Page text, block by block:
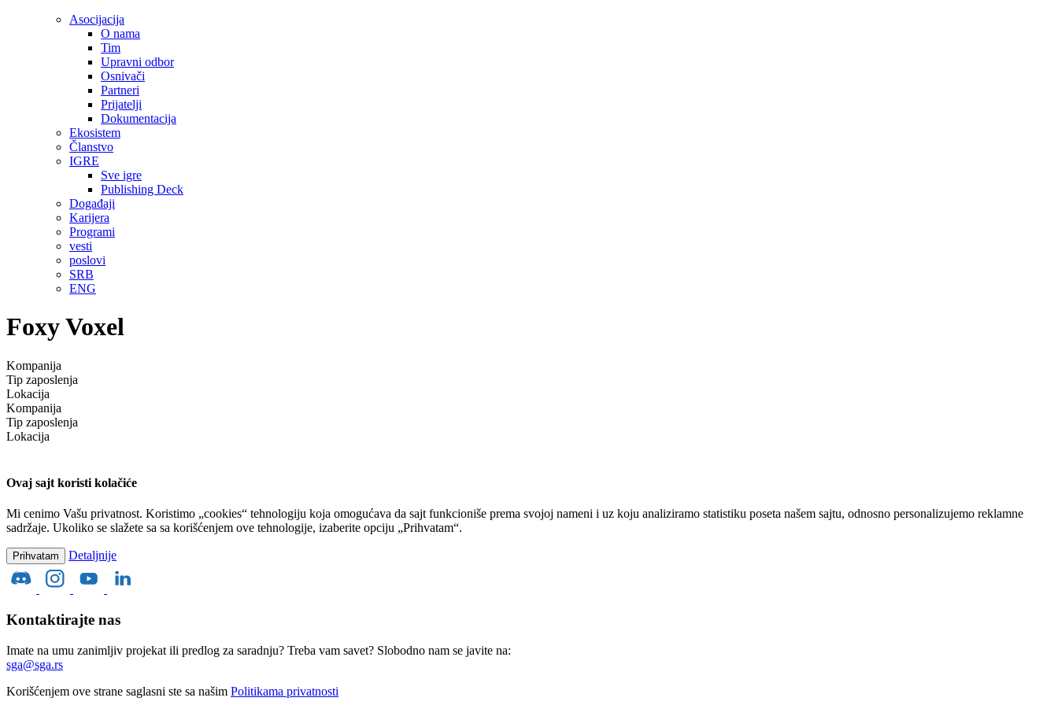
Asocijacija
O nama
Tim
Upravni odbor
Osnivači
Partneri
Prijatelji
Dokumentacija
Ekosistem
Članstvo
IGRE
Sve igre
Publishing Deck
Događaji
Karijera
Programi
vesti
poslovi
SRB
ENG
Foxy Voxel
Kompanija
Tip zaposlenja
Lokacija
Kompanija
Tip zaposlenja
Lokacija
Ovaj sajt koristi kolačiće
Mi cenimo Vašu privatnost. Koristimo „cookies“ tehnologiju koja omogućava da sajt funkcioniše prema svojoj nameni i uz koju analiziramo statistiku poseta našem sajtu, odnosno personalizujemo reklamne
sadržaje. Ukoliko se slažete sa sa korišćenjem ove tehnologije, izaberite opciju „Prihvatam“.
Prihvatam Detaljnije
Kontaktirajte nas
Imate na umu zanimljiv projekat ili predlog za saradnju? Treba vam savet? Slobodno nam se javite na:
sga@sga.rs
Korišćenjem ove strane saglasni ste sa našim Politikama privatnosti